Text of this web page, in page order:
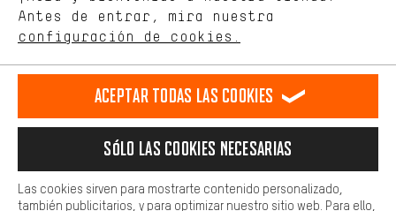
español
ES english
EN Deutsch
DE
RESCINDIR EL CONTRATO Comunidad de Aquisgrán Programa de afiliados
Aviso Legal Protección de datos Condiciones Generales
Plataforma de reportes Reciclaje de baterias
Configuración de las cookies Ajusta el contraste
Antes de entrar, mira nuestra
configuración de cookies.
de nuestro sitio web y nuestra oferta de la tienda con tu
comportamiento de compra.
Más confort
cookies de comodidad, creamos enlaces a plataformas de redes
sociales. Esto nos permite proporcionarle más contenido e
adicionales que le ayudarán a encontrar los productos adecuados.
preguntas de forma rápida y sencilla.
Aceptar todas las cookies
Sólo las cookies necesarias
Las cookies sirven para mostrarte contenido personalizado,
también publicitarios, y para optimizar nuestro sitio web. Para ello,